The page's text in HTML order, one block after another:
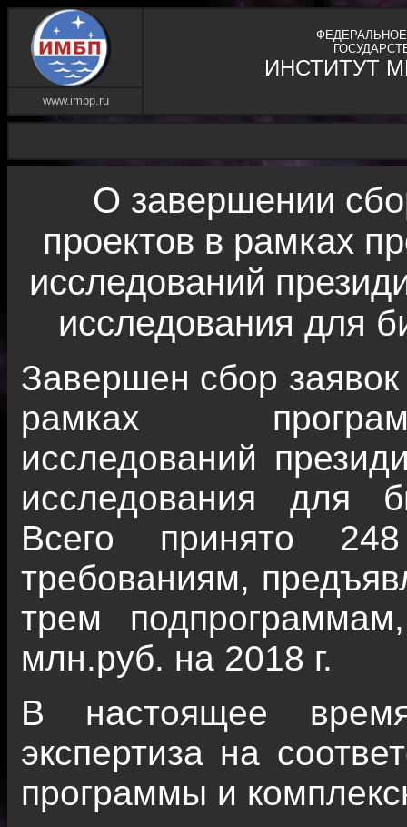
ИНСТИТУТ
www.imbp.ru
О завершении
проектов в рамках
исследований
исследования для
Завершен сбор
рамках
исследований
исследования для
Всего принято 248
требованиям,
трем
млн.руб. на 2018 г.
В настоящее
экспертиза на
программы и